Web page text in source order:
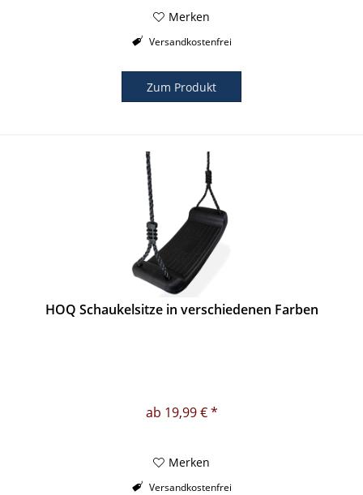
Merken
Versandkostenfrei
Zum Produkt
HOQ Schaukelsitze in verschiedenen Farben
ab 19,99 € *
Merken
Versandkostenfrei